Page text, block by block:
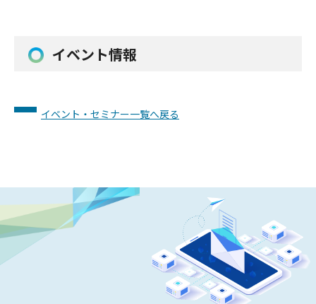
イベント情報
イベント・セミナー一覧へ戻る